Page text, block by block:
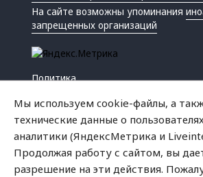
На сайте возможны упоминания
запрещенных организаций
Политика
Мы используем cookie-файлы, а
технические данные о
аналитики (ЯндексМетрика и
Продолжая работу с сайтом, вы
разрешение на эти действия.